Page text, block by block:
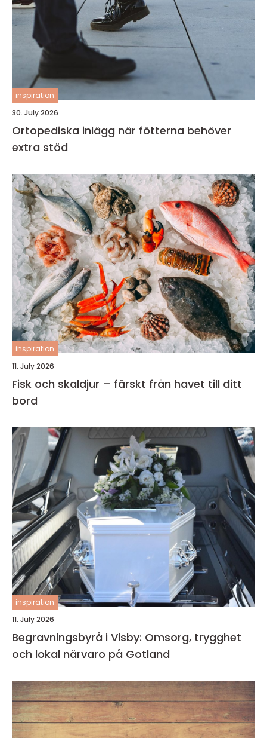
inspiration
30. July 2026
Ortopediska inlägg när fötterna behöver
extra stöd
inspiration
11. July 2026
Fisk och skaldjur – färskt från havet till ditt
bord
inspiration
11. July 2026
Begravningsbyrå i Visby: Omsorg, trygghet
och lokal närvaro på Gotland